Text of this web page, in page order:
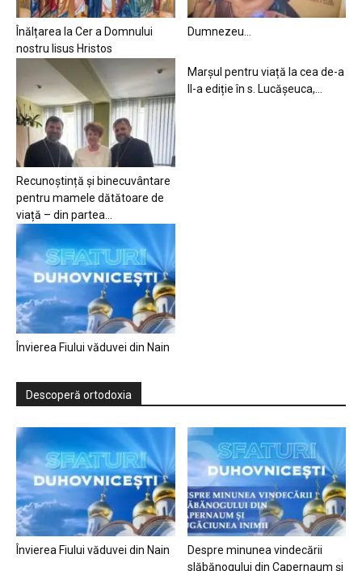
Înălțarea la Cer a Domnului
nostru Iisus Hristos
Dumnezeu…
Recunoștință și binecuvântare
pentru mamele dătătoare de
viață – din partea...
Marșul pentru viață la cea de-a
II-a ediție în s. Lucășeuca,...
Învierea Fiului văduvei din Nain
Descoperă ortodoxia
Învierea Fiului văduvei din Nain
Despre minunea vindecării
slăbănogului din Capernaum și